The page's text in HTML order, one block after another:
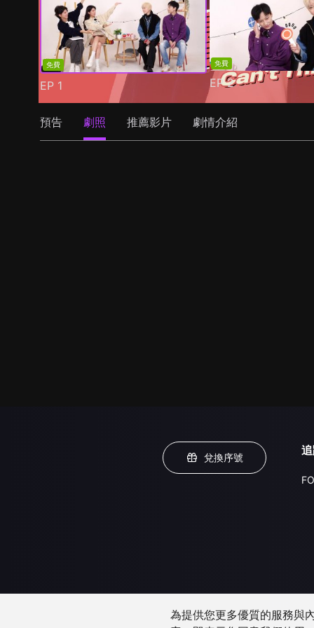
免費
EP 1
免費
EP2
預告 劇照 推薦影片 劇情介紹
兌換序號
為提供您更多優質的服務與